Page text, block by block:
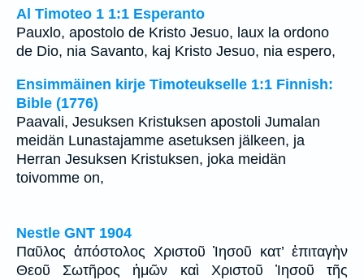
Al Timoteo 1 1:1 Esperanto
Pauxlo, apostolo de Kristo Jesuo, laux la ordono
de Dio, nia Savanto, kaj Kristo Jesuo, nia espero,
Ensimmäinen kirje Timoteukselle 1:1 Finnish:
Bible (1776)
Paavali, Jesuksen Kristuksen apostoli Jumalan
meidän Lunastajamme asetuksen jälkeen, ja
Herran Jesuksen Kristuksen, joka meidän
toivomme on,
Nestle GNT 1904
Παῦλος ἀπόστολος Χριστοῦ Ἰησοῦ κατ’ ἐπιταγὴν
Θεοῦ Σωτῆρος ἡμῶν καὶ Χριστοῦ Ἰησοῦ τῆς